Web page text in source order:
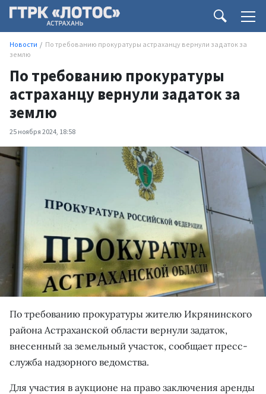
Новости
По требованию прокуратуры астраханцу вернули задаток за
землю
По требованию прокуратуры
астраханцу вернули задаток за
землю
25 ноября 2024, 18:58
По требованию прокуратуры жителю Икрянинского
района Астраханской области вернули задаток,
внесенный за земельный участок, сообщает пресс-
служба надзорного ведомства.
Для участия в аукционе на право заключения аренды